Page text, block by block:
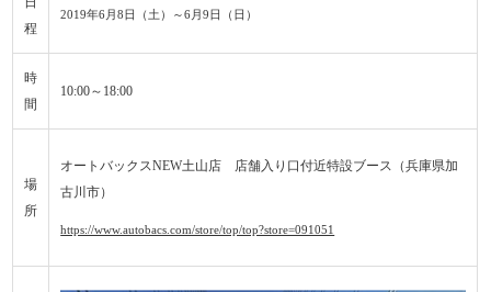
程
2019年6月8日（土）～6月9日（日）
時
間
10:00～18:00
場
所
オートバックスNEW土山店 店舗入り口付近特設ブース（兵庫県加
古川市）
https://www.autobacs.com/store/top/top?store=091051